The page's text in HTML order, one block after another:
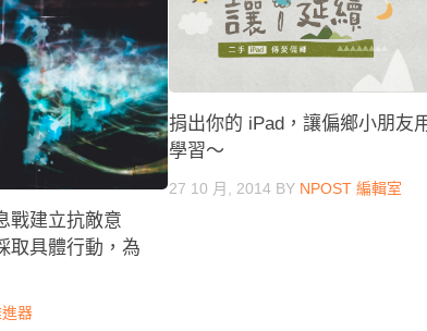
戰建立抗敵意
取具體行動，為
器
捐出你的 iPad，讓偏鄉小朋友
學習～
27 10 月, 2014BY NPOST 編輯室